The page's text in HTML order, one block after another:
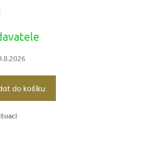
do košíku